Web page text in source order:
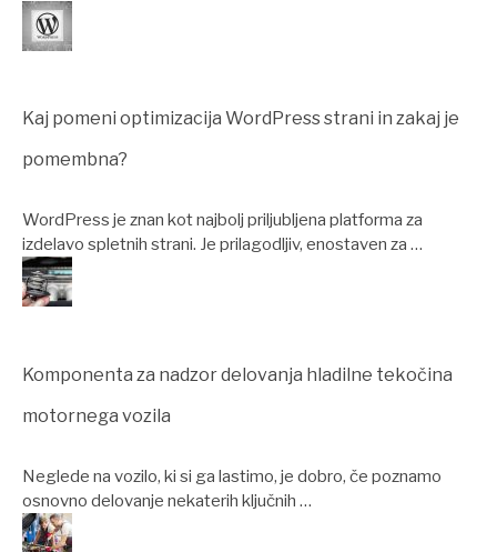
Kaj pomeni optimizacija WordPress strani in zakaj je
pomembna?
WordPress je znan kot najbolj priljubljena platforma za
izdelavo spletnih strani. Je prilagodljiv, enostaven za …
Komponenta za nadzor delovanja hladilne tekočina
motornega vozila
Neglede na vozilo, ki si ga lastimo, je dobro, če poznamo
osnovno delovanje nekaterih ključnih …